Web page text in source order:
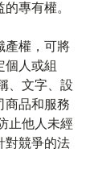
專有權。
產權，可將
個人或組
、文字、設
商品和服務
止他人未經
對競爭的法